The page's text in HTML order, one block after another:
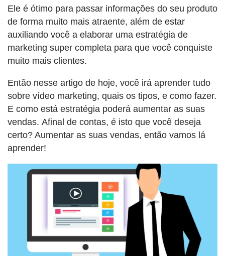
Ele é ótimo para passar informações do seu produto
de forma muito mais atraente, além de estar
auxiliando você a elaborar uma estratégia de
marketing super completa para que você conquiste
muito mais clientes.
Então nesse artigo de hoje, você irá aprender tudo
sobre vídeo marketing, quais os tipos, e como fazer.
E como está estratégia poderá aumentar as suas
vendas. Afinal de contas, é isto que você deseja
certo? Aumentar as suas vendas, então vamos lá
aprender!